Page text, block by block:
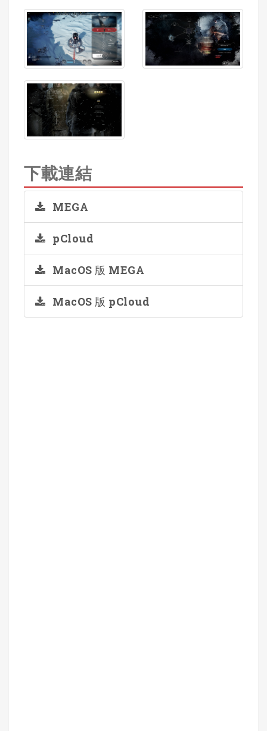
下載連結
MEGA
pCloud
MacOS 版 MEGA
MacOS 版 pCloud